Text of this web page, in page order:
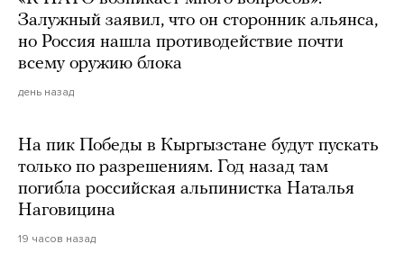
Залужный заявил, что он сторонник альянса,
но Россия нашла противодействие почти
всему оружию блока
день назад
На пик Победы в Кыргызстане будут пускать
только по разрешениям. Год назад там
погибла российская альпинистка Наталья
Наговицина
19 часов назад